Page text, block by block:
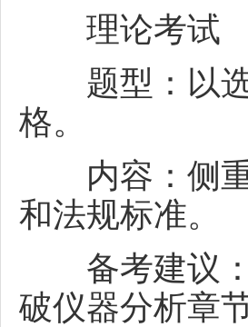
理论考试
题型：以选
格。
内容：侧重
和法规标准。
备考建议：
破仪器分析章节